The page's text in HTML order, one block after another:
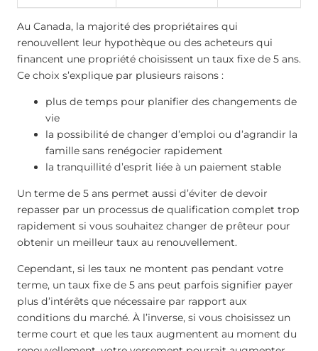
Au Canada, la majorité des propriétaires qui
renouvellent leur hypothèque ou des acheteurs qui
financent une propriété choisissent un taux fixe de 5 ans.
Ce choix s’explique par plusieurs raisons :
plus de temps pour planifier des changements de
vie
la possibilité de changer d’emploi ou d’agrandir la
famille sans renégocier rapidement
la tranquillité d’esprit liée à un paiement stable
Un terme de 5 ans permet aussi d’éviter de devoir
repasser par un processus de qualification complet trop
rapidement si vous souhaitez changer de prêteur pour
obtenir un meilleur taux au renouvellement.
Cependant, si les taux ne montent pas pendant votre
terme, un taux fixe de 5 ans peut parfois signifier payer
plus d’intérêts que nécessaire par rapport aux
conditions du marché. À l’inverse, si vous choisissez un
terme court et que les taux augmentent au moment du